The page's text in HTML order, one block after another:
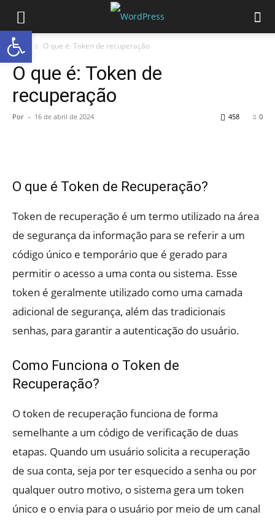
Início O que é: Token de recuperação
O que é: Token de
recuperação
Por - 16 de abril de 2024 0
458
O que é Token de Recuperação?
Token de recuperação é um termo utilizado na área
de segurança da informação para se referir a um
código único e temporário que é gerado para
permitir o acesso a uma conta ou sistema. Esse
token é geralmente utilizado como uma camada
adicional de segurança, além das tradicionais
senhas, para garantir a autenticação do usuário.
Como Funciona o Token de
Recuperação?
O token de recuperação funciona de forma
semelhante a um código de verificação de duas
etapas. Quando um usuário solicita a recuperação
de sua conta, seja por ter esquecido a senha ou por
qualquer outro motivo, o sistema gera um token
único e o envia para o usuário por meio de um canal
Abrir a barra de ferramentas